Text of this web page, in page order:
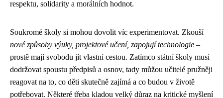
respektu, solidarity a morálních hodnot.
Soukromé školy si mohou dovolit víc experimentovat. Zkouší
nové způsoby výuky, projektové učení, zapojují technologie –
prostě mají svobodu jít vlastní cestou. Zatímco státní školy musí
dodržovat spoustu předpisů a osnov, tady můžou učitelé pružněji
reagovat na to, co děti skutečně zajímá a co budou v životě
potřebovat. Některé třeba kladou velký důraz na kritické myšlení